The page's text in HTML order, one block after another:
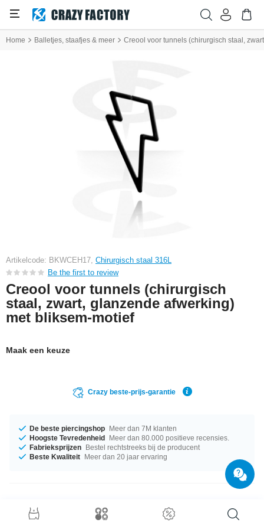
Home Balletjes, staafjes & meer Creool voor tunnels (chirurgisch staal,
Artikelcode: BKWCEH17, Chirurgisch staal 316L
Be the first to review
Creool voor tunnels (chirurgisch
staal, zwart, glanzende afwerking)
met bliksem-motief
Maak een keuze
Crazy beste-prijs-garantie
De beste piercingshop Meer dan 7M klanten
Hoogste Tevredenheid Meer dan 80.000 positieve recensies.
Fabrieksprijzen Bestel rechtstreeks bij de producent
Beste Kwaliteit Meer dan 20 jaar ervaring
Productgegevens